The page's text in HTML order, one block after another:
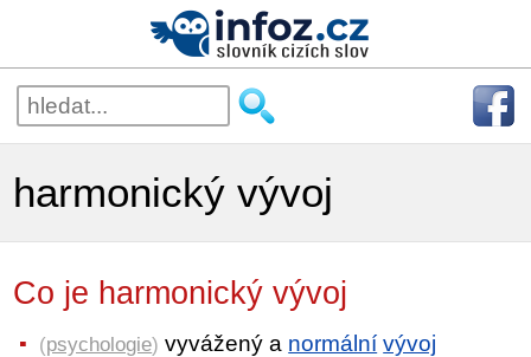
harmonický vývoj
Co je harmonický vývoj
(psychologie) vyvážený a normální vývoj